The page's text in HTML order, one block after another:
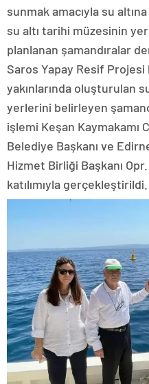
sunmak amacıyla su
su altı tarihi müzesinin
planlanan şamandıralar
Saros Yapay Resif Projesi
yakınlarında oluşturulan
yerlerini belirleyen
işlemi Keşan Kaymakamı
Belediye Başkanı ve
Hizmet Birliği Başkanı
katılımıyla gerçekleştirildi.